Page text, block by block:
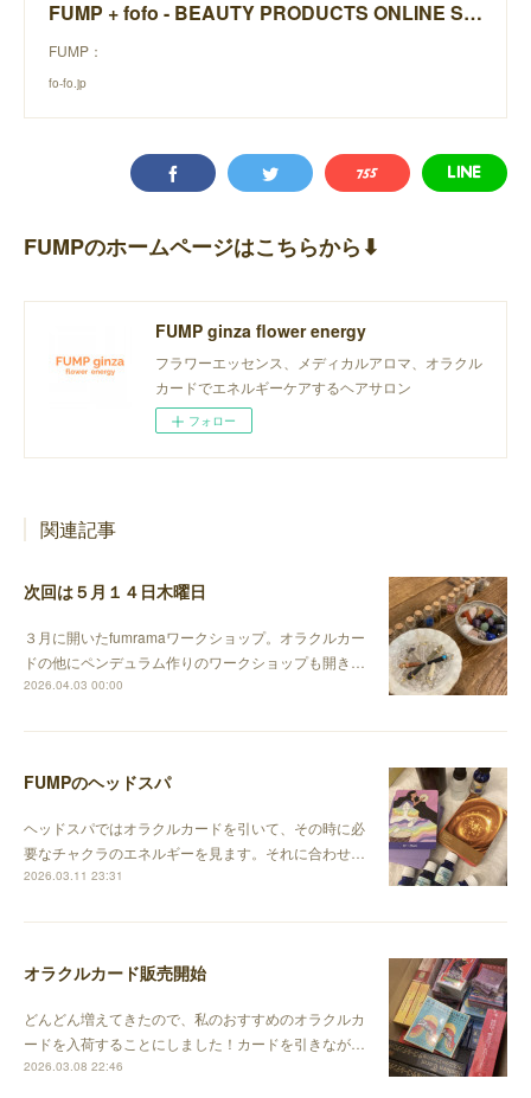
FUMP + fofo - BEAUTY PRODUCTS ONLINE STORE -
FUMP：
fo-fo.jp
FUMPのホームページはこちらから⬇︎
FUMP ginza flower energy
フラワーエッセンス、メディカルアロマ、オラクル
カードでエネルギーケアするヘアサロン
フォロー
関連記事
次回は５月１４日木曜日
３月に開いたfumramaワークショップ。オラクルカー
ドの他にペンデュラム作りのワークショップも開き…
2026.04.03 00:00
FUMPのヘッドスパ
ヘッドスパではオラクルカードを引いて、その時に必
要なチャクラのエネルギーを見ます。それに合わせ…
2026.03.11 23:31
オラクルカード販売開始
どんどん増えてきたので、私のおすすめのオラクルカ
ードを入荷することにしました！カードを引きなが…
2026.03.08 22:46